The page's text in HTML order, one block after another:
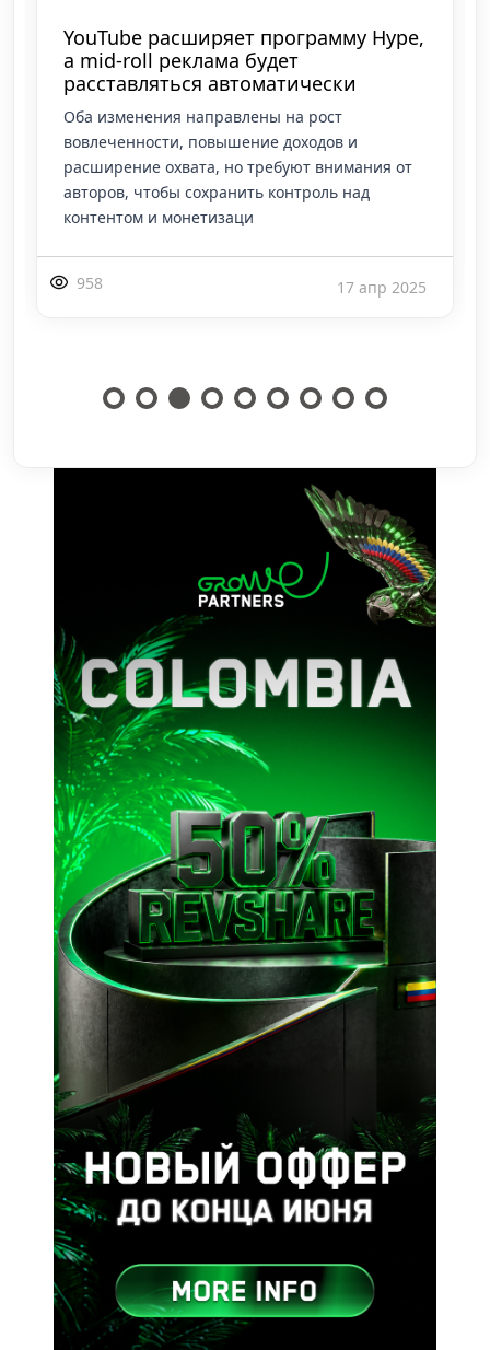
YouTube расширяет программу Hype,
а mid-roll реклама будет
расставляться автоматически
Оба изменения направлены на рост
вовлеченности, повышение доходов и
расширение охвата, но требуют внимания от
авторов, чтобы сохранить контроль над
контентом и монетизаци
958 17 апр 2025